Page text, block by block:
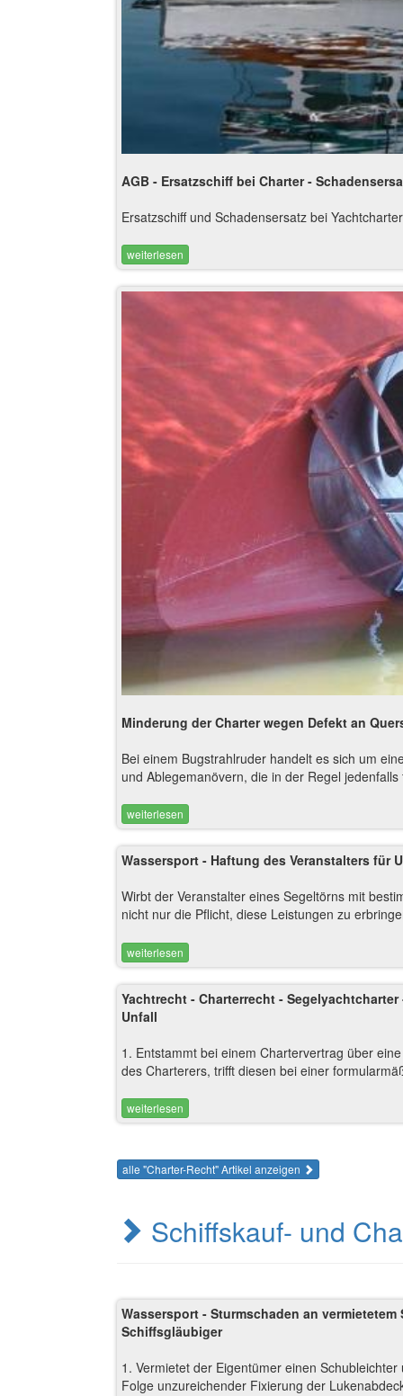
AGB - Ersatzschiff bei Charter -
Ersatzschiff und Schadensersatz bei
weiterlesen
Minderung der Charter wegen Defekt an
Bei einem Bugstrahlruder handelt es sich um
und Ablegemanövern, die in der Regel
weiterlesen
Wassersport - Haftung des Veranstalters für
Wirbt der Veranstalter eines Segeltörns mit
nicht nur die Pflicht, diese Leistungen zu
weiterlesen
Yachtrecht - Charterrecht -
Unfall
1. Entstammt bei einem Chartervertrag über
des Charterers, trifft diesen bei einer
weiterlesen
alle "Charter-Recht" Artikel anzeigen
Schiffskauf- und
Wassersport - Sturmschaden an
Schiffsgläubiger
1. Vermietet der Eigentümer einen
Folge unzureichender Fixierung der